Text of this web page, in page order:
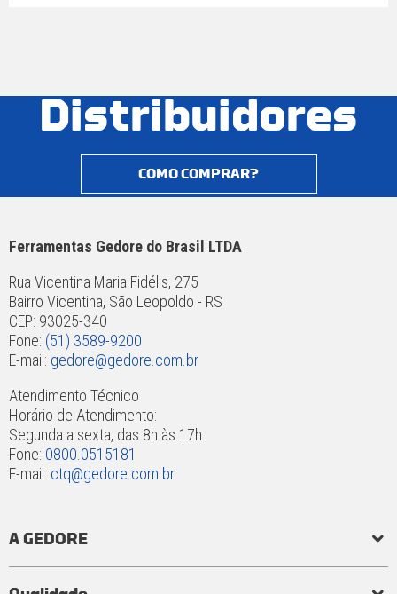
Distribuidores
COMO COMPRAR?
Ferramentas Gedore do Brasil LTDA
Rua Vicentina Maria Fidélis, 275
Bairro Vicentina, São Leopoldo - RS
CEP: 93025-340
Fone: (51) 3589-9200
E-mail: gedore@gedore.com.br
Atendimento Técnico
Horário de Atendimento:
Segunda a sexta, das 8h às 17h
Fone: 0800.0515181
E-mail: ctq@gedore.com.br
A GEDORE